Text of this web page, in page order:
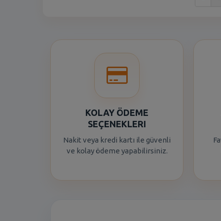
KOLAY ÖDEME
SEÇENEKLERI
Nakit veya kredi kartı ile güvenli
ve kolay ödeme yapabilirsiniz.